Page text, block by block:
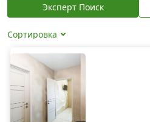
Эксперт Поиск
Сортировка